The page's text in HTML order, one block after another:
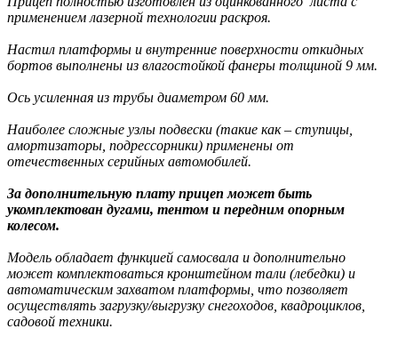
применением лазерной технологии раскроя.
Настил платформы и внутренние поверхности откидных
бортов выполнены из влагостойкой фанеры толщиной 9 мм.
Ось усиленная из трубы диаметром 60 мм.
Наиболее сложные узлы подвески (такие как – ступицы,
амортизаторы, подрессорники) применены от
отечественных серийных автомобилей.
За дополнительную плату прицеп может быть
укомплектован дугами, тентом и передним опорным
колесом.
Модель обладает функцией самосвала и дополнительно
может комплектоваться кронштейном тали (лебедки) и
автоматическим захватом платформы, что позволяет
осуществлять загрузку/выгрузку снегоходов, квадроциклов,
садовой техники.